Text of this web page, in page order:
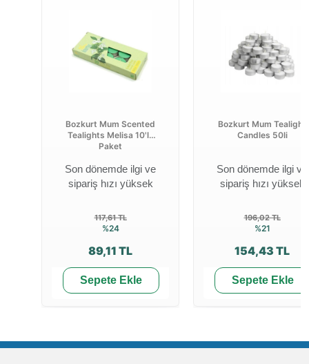
Bozkurt Mum Scented
Tealights Melisa 10'lu
Paket
Son dönemde ilgi ve
sipariş hızı yüksek
117,61 TL
%24
89,11 TL
Sepete Ekle
Bozkurt Mum Tealight
Candles 50li
Son dönemde ilgi ve
sipariş hızı yüksek
196,02 TL
%21
154,43 TL
Sepete Ekle